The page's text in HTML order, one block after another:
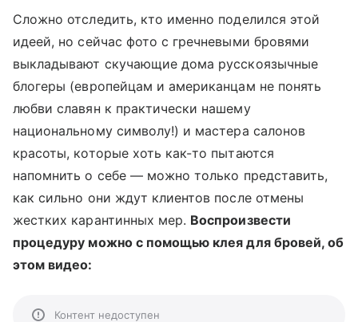
Сложно отследить, кто именно поделился этой
идеей, но сейчас фото с гречневыми бровями
выкладывают скучающие дома русскоязычные
блогеры (европейцам и американцам не понять
любви славян к практически нашему
национальному символу!) и мастера салонов
красоты, которые хоть как-то пытаются
напомнить о себе — можно только представить,
как сильно они ждут клиентов после отмены
жестких карантинных мер. Воспроизвести
процедуру можно с помощью клея для бровей, об
этом видео:
Контент недоступен